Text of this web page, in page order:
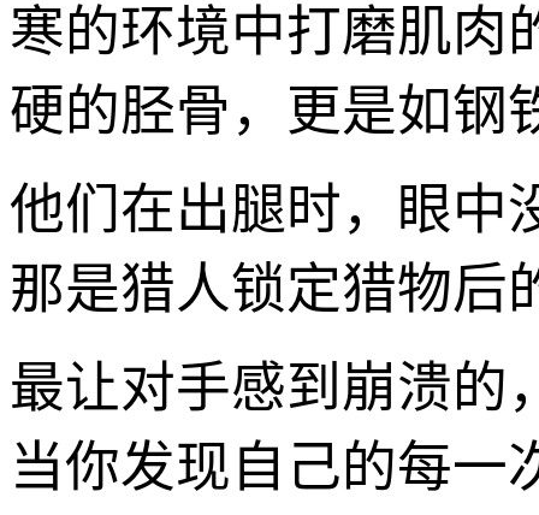
寒的环境中打磨肌肉
硬的胫骨，更是如钢
他们在出腿时，眼
那是猎人锁定猎物后
最让对手感到崩溃的
当你发现自己的每一